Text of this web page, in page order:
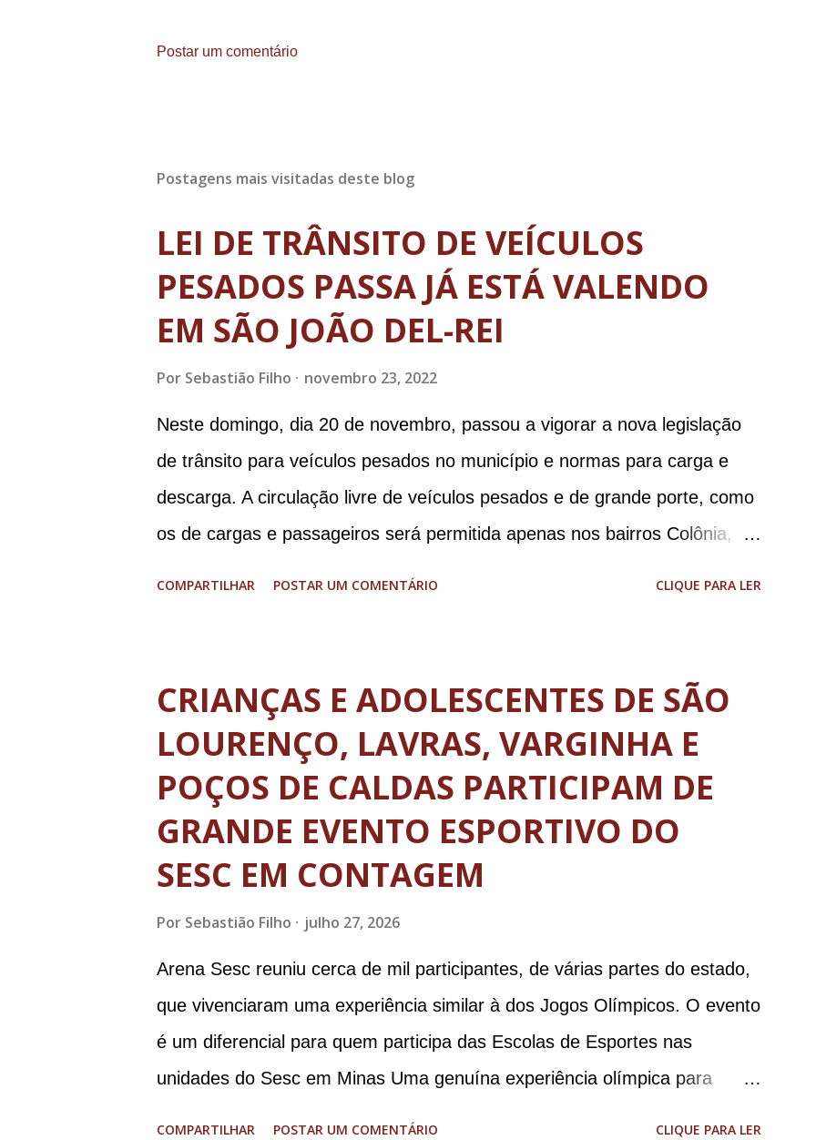
Postar um comentário
Postagens mais visitadas deste blog
LEI DE TRÂNSITO DE VEÍCULOS
PESADOS PASSA JÁ ESTÁ VALENDO
EM SÃO JOÃO DEL-REI
Por Sebastião Filho novembro 23, 2022
Neste domingo, dia 20 de novembro, passou a vigorar a nova legislação
de trânsito para veículos pesados no município e normas para carga e
descarga. A circulação livre de veículos pesados e de grande porte, como
os de cargas e passageiros será permitida apenas nos bairros Colônia,
cidade serão permitidas obedecendo-se aos dias e horários estabelecidos:
de segunda a sexta feira, das 08h às 18h; aos sábados das 08h às 13h;
Nos domingos e feriados livres. Haverá tolerância de 30 minutos, após o
término dos horários estabelecidos aos veículos que já se encontrarem
em operação de descarga. A nova legislação vale para os ônibus que
viajam entre estados e municípios quanto carretas e caminhões pesados.
da...
COMPARTILHAR POSTAR UM COMENTÁRIO CLIQUE PARA LER
CRIANÇAS E ADOLESCENTES DE SÃO
LOURENÇO, LAVRAS, VARGINHA E
POÇOS DE CALDAS PARTICIPAM DE
GRANDE EVENTO ESPORTIVO DO
SESC EM CONTAGEM
Por Sebastião Filho julho 27, 2026
Arena Sesc reuniu cerca de mil participantes, de várias partes do estado,
que vivenciaram uma experiência similar à dos Jogos Olímpicos. O evento
é um diferencial para quem participa das Escolas de Esportes nas
unidades do Sesc em Minas Uma genuína experiência olímpica para
COMPARTILHAR POSTAR UM COMENTÁRIO CLIQUE PARA LER